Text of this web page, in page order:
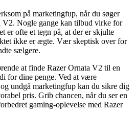
på marketingfup, når du søger
V2. Nogle gange kan tilbud virke for
er ofte et tegn på, at der er skjulte
ikke er ægte. Vær skeptisk over for
sælgere.
at finde Razer Ornata V2 til en
for dine penge. Ved at være
undgå marketingfup kan du sikre dig
pris. Grib chancen, når du ser en
gaming-oplevelse med Razer